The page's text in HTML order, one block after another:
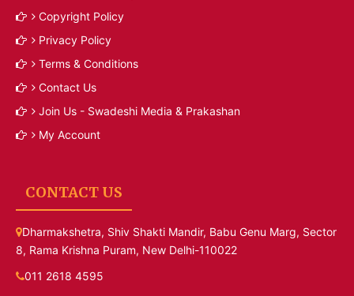
Copyright Policy
Privacy Policy
Terms & Conditions
Contact Us
Join Us - Swadeshi Media & Prakashan
My Account
CONTACT US
Dharmakshetra, Shiv Shakti Mandir, Babu Genu Marg, Sector
8, Rama Krishna Puram, New Delhi-110022
011 2618 4595